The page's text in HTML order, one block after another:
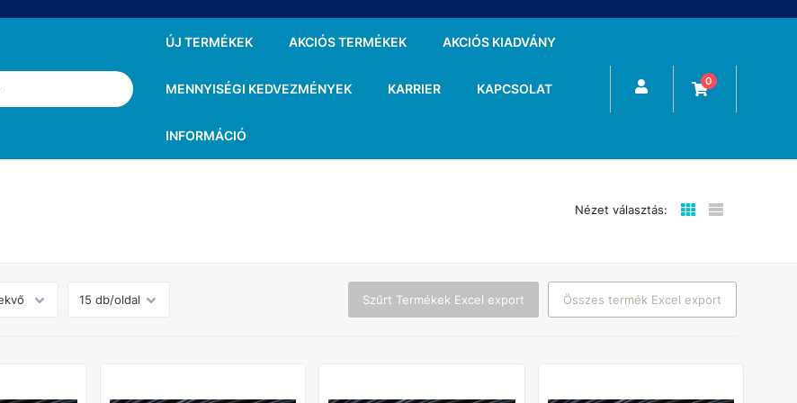
ÚJ TERMÉKEK AKCIÓS TERMÉKEK AKCIÓS KIADVÁNY
MENNYISÉGI KEDVEZMÉNYEK KARRIER KAPCSOLAT
INFORMÁCIÓ
0
Nézet választás:
Összes termék Excel export
Szűrt Termékek Excel export